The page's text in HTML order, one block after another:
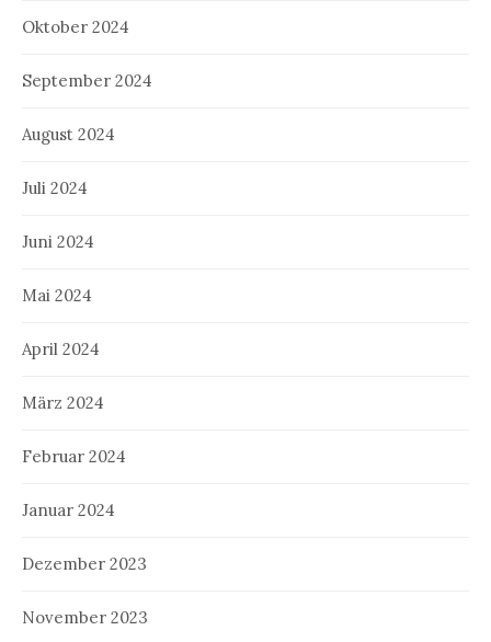
Oktober 2024
September 2024
August 2024
Juli 2024
Juni 2024
Mai 2024
April 2024
März 2024
Februar 2024
Januar 2024
Dezember 2023
November 2023